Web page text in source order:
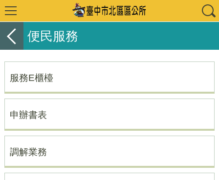
便民服務
服務E櫃檯
申辦書表
調解業務